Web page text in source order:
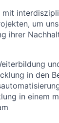
mit
um
ihrer
in den
in einem